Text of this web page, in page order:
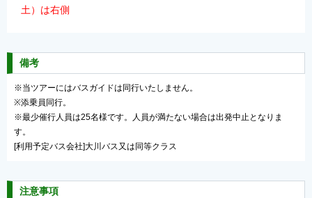
土）は右側
備考
※当ツアーにはバスガイドは同行いたしません。
※添乗員同行。
※最少催行人員は25名様です。人員が満たない場合は出発中止となりま
す。
[利用予定バス会社]大川バス又は同等クラス
注意事項